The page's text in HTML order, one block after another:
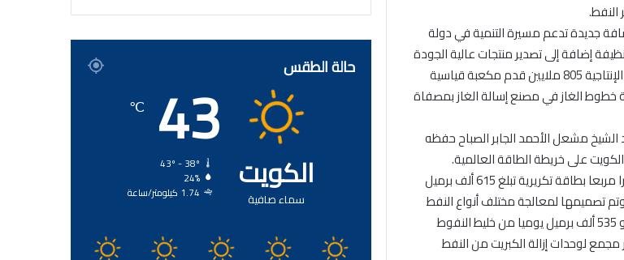
النفط.
جديدة تدعم مسيرة التنمية في دولة
إضافة إلى تصدير منتجات عالية الجودة
تتوافق مع متطلبات الأسواق العالمية ومعاييرها البيئية الجديدة إذ تبلغ طاقته الإنتاجية 805 ملايين قدم مكعبة قياسية
خطوط الغاز في مصنع إسالة الغاز بمصفاة
مشعل الأحمد الجابر الصباح حفظه
وتقع المصفاة على بعد 90 كيلومترا جنوب البلاد وتمتد على مساحة 16 كيلومترا مربعا بطاقة تكريرية تبلغ 615 ألف برميل
تصميمها لمعالجة مختلف أنواع النفط
الكويتي بما فيها النفط الثقيل مع مرونة لتكرير كامل الطاقة من النفط الخام أو 535 ألف برميل يوميا من خليط النفوط
مجمع لوحدات إزالة الكبريت من النفط
حالة الطقس
الكويت
سماء صافية
43
℃
24%
1.74 كيلومتر/ساعة